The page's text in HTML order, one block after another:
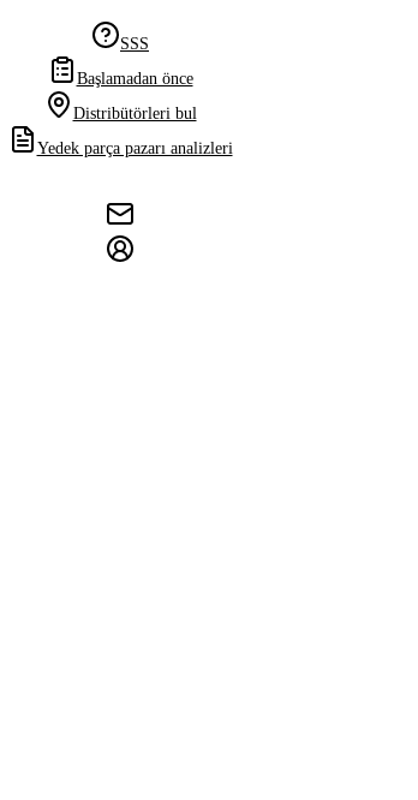
SSS
Başlamadan önce
Distribütörleri bul
Yedek parça pazarı analizleri